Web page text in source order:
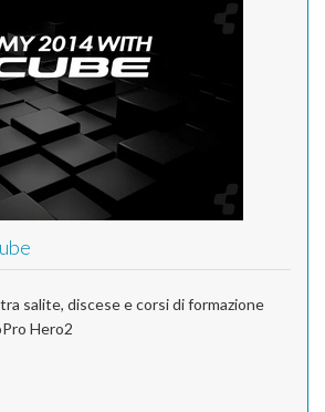
salite, discese e corsi di formazione
Hero2